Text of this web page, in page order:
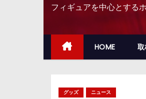
ッ
フィギュアを中心とする
HOME
グッズ ニュース